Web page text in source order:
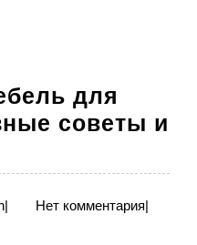
для
советы и
admin
| Нет комментария|